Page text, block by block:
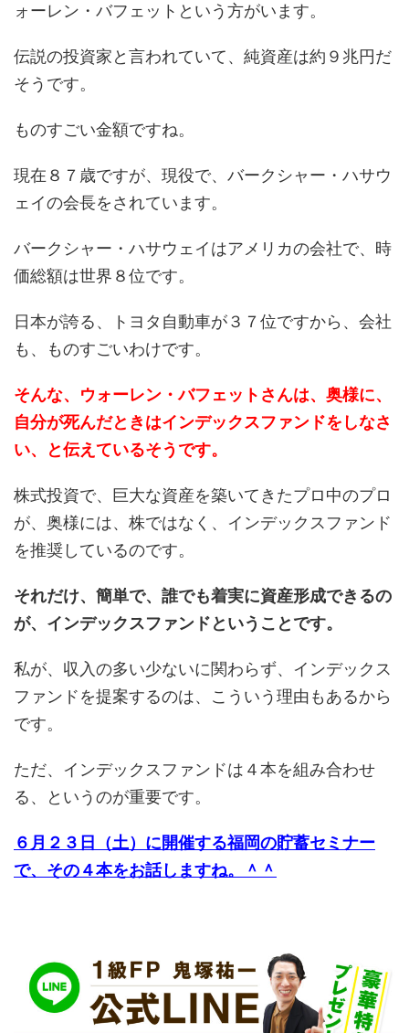
ォーレン・バフェットという方がいます。
伝説の投資家と言われていて、純資産は約９兆円だ
そうです。
ものすごい金額ですね。
現在８７歳ですが、現役で、バークシャー・ハサウ
ェイの会長をされています。
バークシャー・ハサウェイはアメリカの会社で、時
価総額は世界８位です。
日本が誇る、トヨタ自動車が３７位ですから、会社
も、ものすごいわけです。
そんな、ウォーレン・バフェットさんは、奥様に、
自分が死んだときはインデックスファンドをしなさ
い、と伝えているそうです。
株式投資で、巨大な資産を築いてきたプロ中のプロ
が、奥様には、株ではなく、インデックスファンド
を推奨しているのです。
それだけ、簡単で、誰でも着実に資産形成できるの
が、インデックスファンドということです。
私が、収入の多い少ないに関わらず、インデックス
ファンドを提案するのは、こういう理由もあるから
です。
ただ、インデックスファンドは４本を組み合わせ
る、というのが重要です。
６月２３日（土）に開催する福岡の貯蓄セミナー
で、その４本をお話しますね。＾＾